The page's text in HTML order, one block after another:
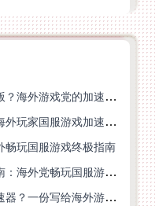
巴西怎么玩边锋四人斗地主精简版？海外游戏党的加速器终极选择
巴西怎么玩新笑傲江湖不卡顿？海外玩家国服游戏加速终极指南（附猫和老鼠一梦江湖实测）
畅玩国服游戏终极指南
足球世界国外加速器下载安装指南：海外党畅玩国服游戏的终极解决方案
国外玩合金弹头：觉醒用什么加速器？一份写给海外游子的畅玩指南